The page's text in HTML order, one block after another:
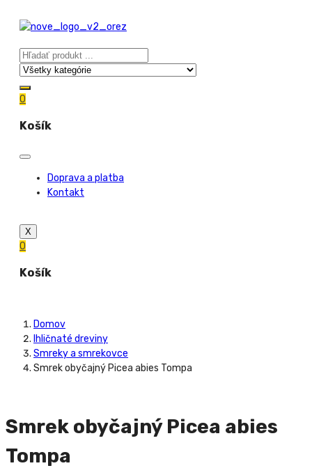
0
Košík
Doprava a platba
Kontakt
X
0
Košík
Domov
Ihličnaté dreviny
Smreky a smrekovce
Smrek obyčajný Picea abies Tompa
Smrek obyčajný Picea abies
Tompa